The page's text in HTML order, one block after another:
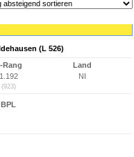
(L 526)
Rang
1.192
(923)
Land
NI
BPL